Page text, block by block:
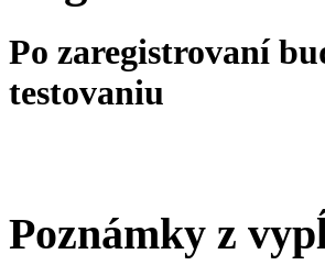
Po zaregistrovaní
testovaniu
Poznámky z